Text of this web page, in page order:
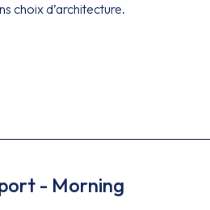
choix d’architecture.
- Morning